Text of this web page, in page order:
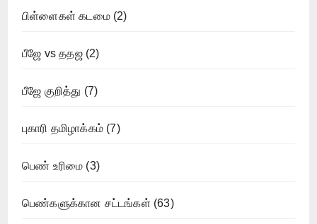
பிள்ளைகள் கடமை(2)
பீஜே vs ததஜ(2)
பீஜே குறித்து (7)
புகாரி தமிழாக்கம் (7)
பெண் உரிமை (3)
பெண்களுக்கான சட்டங்கள் (63)